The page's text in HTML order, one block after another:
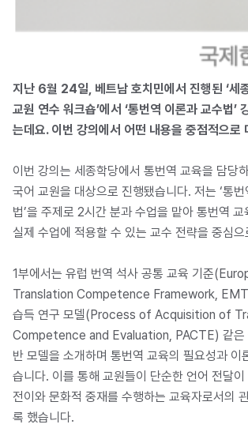
지난 6월 24일, 베트남 호치민에서 진행된 ‘세
교원 연수 워크숍’에서 ‘통번역 이론과 교수법’
는데요. 이번 강의에서 어떤 내용을 중점적으로
이번 강의는 세종학당에서 통번역 교육을 담당
국어 교원을 대상으로 진행됐습니다. 저는 ‘통
법’을 주제로 2시간 분과 수업을 맡아 통번역
실제 수업에 적용할 수 있는 교수 전략을 중심
1부에서는 유럽 번역 석사 공통 교육 기준
Translation Competence Framework,
습득 연구 모델(Process of Acquisition of
Competence and Evaluation, PACTE) 같은
반 모델을 소개하며 통번역 교육의 필요성과 이
습니다. 이를 통해 교원들이 단순한 언어 전달이
전이와 문화적 중재를 수행하는 교육자로서의
록 했습니다.